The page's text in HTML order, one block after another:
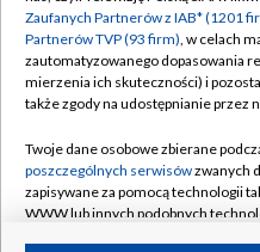
Emisja w TVP
Centrum informacji TVP
Naziemna Telewizja
Rada Programowa
System NOS
Informacje o nadawcy
Zaufanych Partnerów z IAB* (1201
Partnerów TVP (93 firm), w celach
zautomatyzowanego dopasowania
mierzenia ich skuteczności) i
także zgody na udostępnianie przez
Twoje dane osobowe zbierane
poszczególnych serwisówzwanych
zapisywane za pomocą technologii
WWW lub innych podobnych